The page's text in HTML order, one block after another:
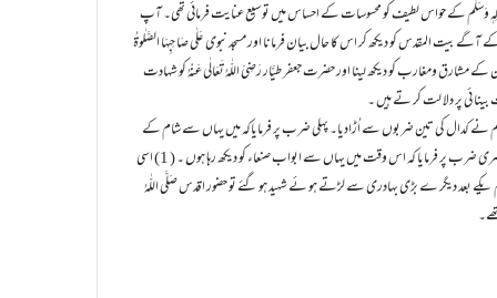
وَسَلَّم کے حواس لطیف کو محسوسات کے احساس میں تو سیع عنایت فرمائی تھی۔ آپ
آگے بیت المقدس کو دیکھ کر اس کا حال بیان فرمانا اور مسجد نبوی عَلٰی صَاحِبِہَا الصَّلٰوۃُ
کے مشارق ومغارب کو دیکھ لینا اور حضرت جعفر طیَّار رَضِیَ اللّٰہُ تَعَالٰی عَنْہُ کو شہادت
ئی پر دلا لت کر تے ہیں ۔
نے کدال کی تین ضربوں سے اُڑادیا۔ پہلی ضرب پر فرمایاکہ میں یہاں سے شام کے
سر خ محلات دیکھ رہا ہوں ۔ دوسری ضرب پر فرمایا کہ میں یہاں سے کسریٰ کا سفید محل دیکھ رہا ہوں ۔ تیسری ضرب پر فرمایا کہ اس وقت میں یہاں سے ابواب صنعاء کو دیکھ رہا ہوں ۔ ( 1) اسی
یکے بعد دیگر ے بڑی بہادری سے لڑتے ہو ئے شہید ہو گئے تو حضور اقدس صَلَّی اللّٰہُ